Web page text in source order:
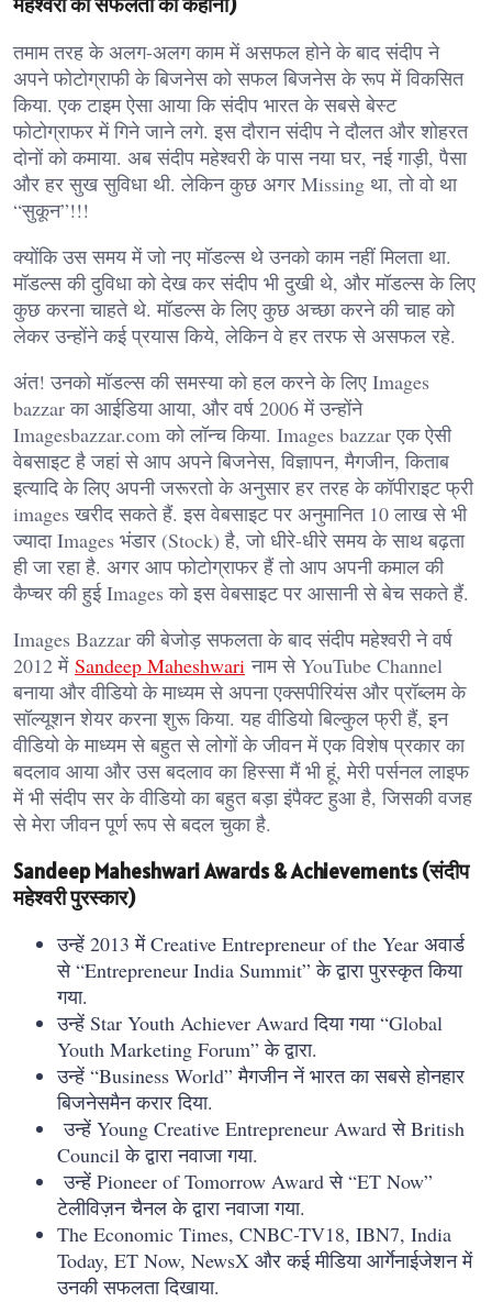
तमाम तरह के अलग-अलग काम में असफल होने के बाद संदीप ने
अपने फोटोग्राफी के बिजनेस को सफल बिजनेस के रूप में विकसित
किया. एक टाइम ऐसा आया कि संदीप भारत के सबसे बेस्ट
फोटोग्राफर में गिने जाने लगे. इस दौरान संदीप ने दौलत और शोहरत
दोनों को कमाया. अब संदीप महेश्वरी के पास नया घर, नई गाड़ी, पैसा
और हर सुख सुविधा थी. लेकिन कुछ अगर Missing था, तो वो था
“सुकून”!!!
क्योंकि उस समय में जो नए मॉडल्स थे उनको काम नहीं मिलता था.
मॉडल्स की दुविधा को देख कर संदीप भी दुखी थे, और मॉडल्स के लिए
कुछ करना चाहते थे. मॉडल्स के लिए कुछ अच्छा करने की चाह को
लेकर उन्होंने कई प्रयास किये, लेकिन वे हर तरफ से असफल रहे.
अंत! उनको मॉडल्स की समस्या को हल करने के लिए Images
bazzar का आईडिया आया, और वर्ष 2006 में उन्होंने
Imagesbazzar.com को लॉन्च किया. Images bazzar एक ऐसी
वेबसाइट है जहां से आप अपने बिजनेस, विज्ञापन, मैगजीन, किताब
इत्यादि के लिए अपनी जरूरतो के अनुसार हर तरह के कॉपीराइट फ्री
images खरीद सकते हैं. इस वेबसाइट पर अनुमानित 10 लाख से भी
ज्यादा Images भंडार (Stock) है, जो धीरे-धीरे समय के साथ बढ़ता
ही जा रहा है. अगर आप फोटोग्राफर हैं तो आप अपनी कमाल की
कैप्चर की हुई Images को इस वेबसाइट पर आसानी से बेच सकते हैं.
Images Bazzar की बेजोड़ सफलता के बाद संदीप महेश्वरी ने वर्ष
2012 में Sandeep Maheshwari नाम से YouTube Channel
बनाया और वीडियो के माध्यम से अपना एक्सपीरियंस और प्रॉब्लम के
सॉल्यूशन शेयर करना शुरू किया. यह वीडियो बिल्कुल फ्री हैं, इन
वीडियो के माध्यम से बहुत से लोगों के जीवन में एक विशेष प्रकार का
बदलाव आया और उस बदलाव का हिस्सा मैं भी हूं, मेरी पर्सनल लाइफ
में भी संदीप सर के वीडियो का बहुत बड़ा इंपैक्ट हुआ है, जिसकी वजह
से मेरा जीवन पूर्ण रूप से बदल चुका है.
Sandeep Maheshwari Awards & Achievements (संदीप
महेश्वरी पुरस्कार)
उन्हें 2013 में Creative Entrepreneur of the Year अवार्ड
से “Entrepreneur India Summit” के द्वारा पुरस्कृत किया
गया.
उन्हें Star Youth Achiever Award दिया गया “Global
Youth Marketing Forum” के द्वारा.
उन्हें “Business World” मैगजीन नें भारत का सबसे होनहार
बिजनेसमैन करार दिया.
उन्हें Young Creative Entrepreneur Award से British
Council के द्वारा नवाजा गया.
उन्हें Pioneer of Tomorrow Award से “ET Now”
टेलीविज़न चैनल के द्वारा नवाजा गया.
The Economic Times, CNBC-TV18, IBN7, India
Today, ET Now, NewsX और कई मीडिया आर्गेनाईजेशन में
उनकी सफलता दिखाया.